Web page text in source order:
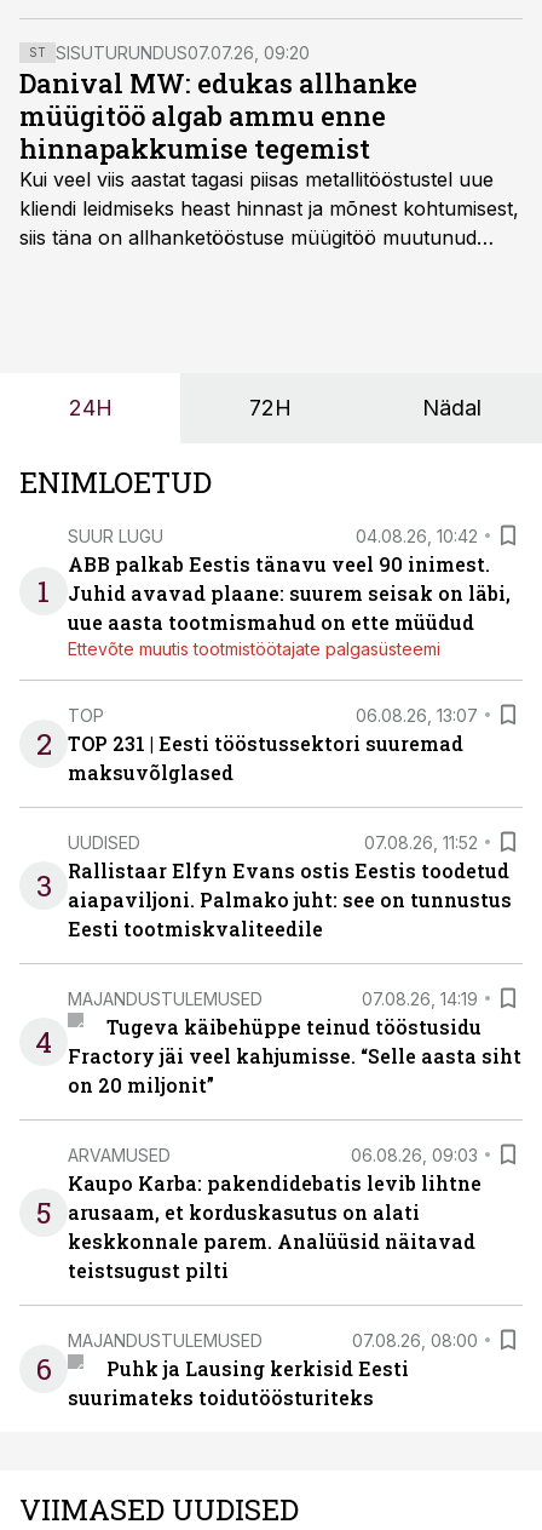
ST SISUTURUNDUS07.07.26, 09:20
Danival MW: edukas allhanke
müügitöö algab ammu enne
hinnapakkumise tegemist
Kui veel viis aastat tagasi piisas metallitööstustel uue
kliendi leidmiseks heast hinnast ja mõnest kohtumisest,
siis täna on allhanketööstuse müügitöö muutunud
24H 72H Nädal
ENIMLOETUD
1
SUUR LUGU 04.08.26, 10:42
ABB palkab Eestis tänavu veel 90 inimest.
Juhid avavad plaane: suurem seisak on läbi,
uue aasta tootmismahud on ette müüdud
Ettevõte muutis tootmistöötajate palgasüsteemi
2
TOP 06.08.26, 13:07
TOP 231 | Eesti tööstussektori suuremad
maksuvõlglased
3
UUDISED 07.08.26, 11:52
Rallistaar Elfyn Evans ostis Eestis toodetud
aiapaviljoni. Palmako juht: see on tunnustus
Eesti tootmiskvaliteedile
4
MAJANDUSTULEMUSED 07.08.26, 14:19
Tugeva käibehüppe teinud tööstusidu
Fractory jäi veel kahjumisse. “Selle aasta siht
on 20 miljonit”
5
ARVAMUSED 06.08.26, 09:03
Kaupo Karba: pakendidebatis levib lihtne
arusaam, et korduskasutus on alati
keskkonnale parem. Analüüsid näitavad
teistsugust pilti
6
MAJANDUSTULEMUSED 07.08.26, 08:00
Puhk ja Lausing kerkisid Eesti
suurimateks toidutöösturiteks
VIIMASED UUDISED